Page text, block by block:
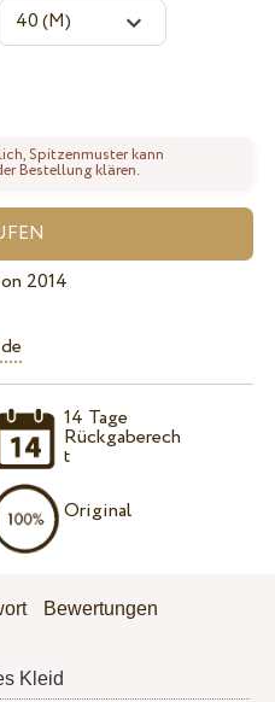
Spitzenmuster kann
Bestellung klären.
2014
14 Tage
Rückgaberech
t
Original
Bewertungen
Kleid